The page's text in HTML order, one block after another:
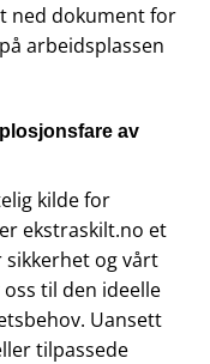
ned dokument for
arbeidsplassen
av
kilde for
ekstraskilt.no et
sikkerhet og vårt
til den ideelle
Uansett
tilpassede